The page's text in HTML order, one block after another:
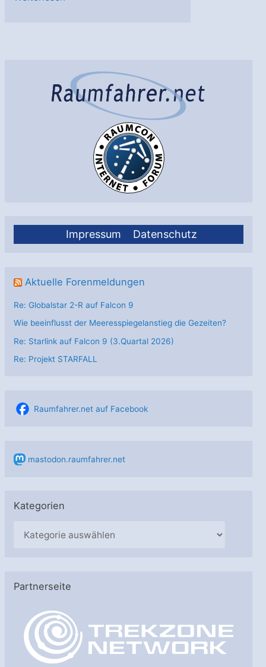
Impressum Datenschutz
Aktuelle Forenmeldungen
Re: Globalstar 2-R auf Falcon 9
Wie beeinflusst der Meeresspiegelanstieg die Gezeiten?
Re: Starlink auf Falcon 9 (3.Quartal 2026)
Re: Projekt STARFALL
Raumfahrer.net auf Facebook
mastodon.raumfahrer.net
Kategorien
g
Partnerseite